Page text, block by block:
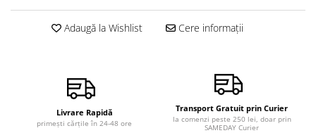
Erotism
Psihologie practică
Lumea îngerilor
Seria Masaru Emoto
Inspiraţie divină
Adaugă la Wishlist Cere informații
Livrare Rapidă
primești cărțile în 24-48 ore
Transport Gratuit prin Curier
la comenzi peste 250 lei, doar prin
SAMEDAY Curier